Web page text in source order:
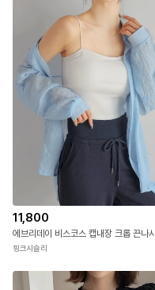
11,800
에브리데이 비스코스 캡내장 크롭 끈나시
핑크시슬리